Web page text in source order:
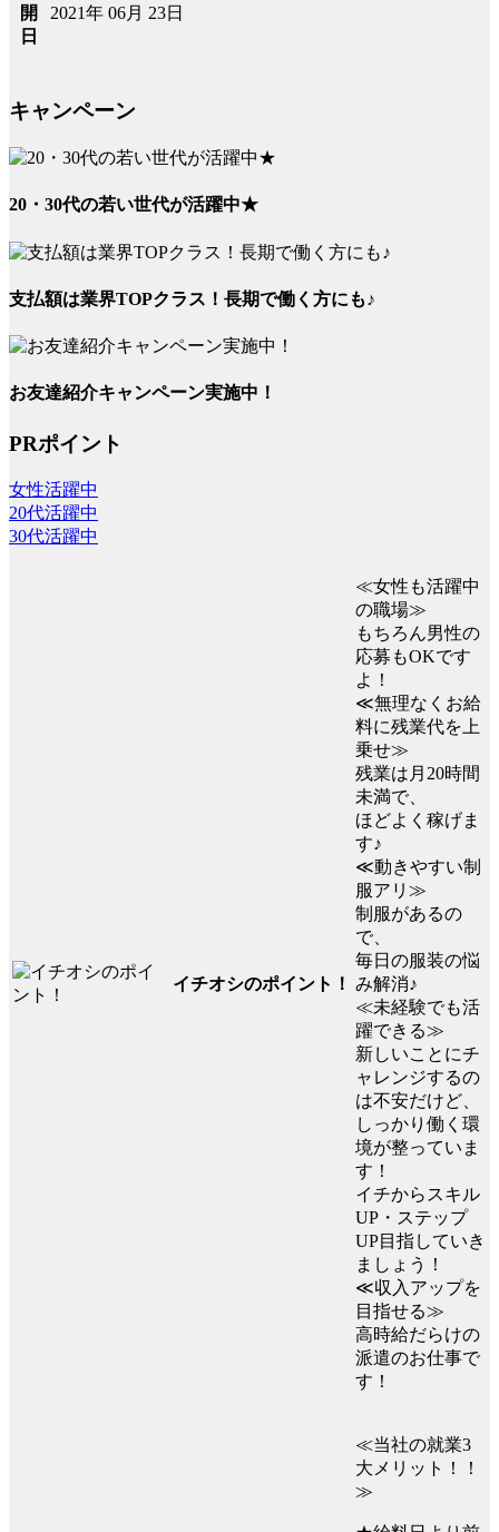
開
日
2021年 06月 23日
キャンペーン
20・30代の若い世代が活躍中★
支払額は業界TOPクラス！長期で働く方にも♪
お友達紹介キャンペーン実施中！
PRポイント
女性活躍中
20代活躍中
30代活躍中
イチオシのポイント！
≪女性も活躍中
の職場≫
もちろん男性の
応募もOKです
よ！
≪無理なくお給
料に残業代を上
乗せ≫
残業は月20時間
未満で、
ほどよく稼げま
す♪
≪動きやすい制
服アリ≫
制服があるの
で、
毎日の服装の悩
み解消♪
≪未経験でも活
躍できる≫
新しいことにチ
ャレンジするの
は不安だけど、
しっかり働く環
境が整っていま
す！
イチからスキル
UP・ステップ
UP目指していき
ましょう！
≪収入アップを
目指せる≫
高時給だらけの
派遣のお仕事で
す！
≪当社の就業3
大メリット！！
≫